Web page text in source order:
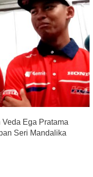
Ega Pratama
Seri Mandalika